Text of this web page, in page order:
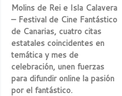
Molins de Rei e Isla Calavera
– Festival de Cine Fantástico
de Canarias, cuatro citas
estatales coincidentes en
temática y mes de
celebración, unen fuerzas
para difundir online la pasión
por el fantástico.